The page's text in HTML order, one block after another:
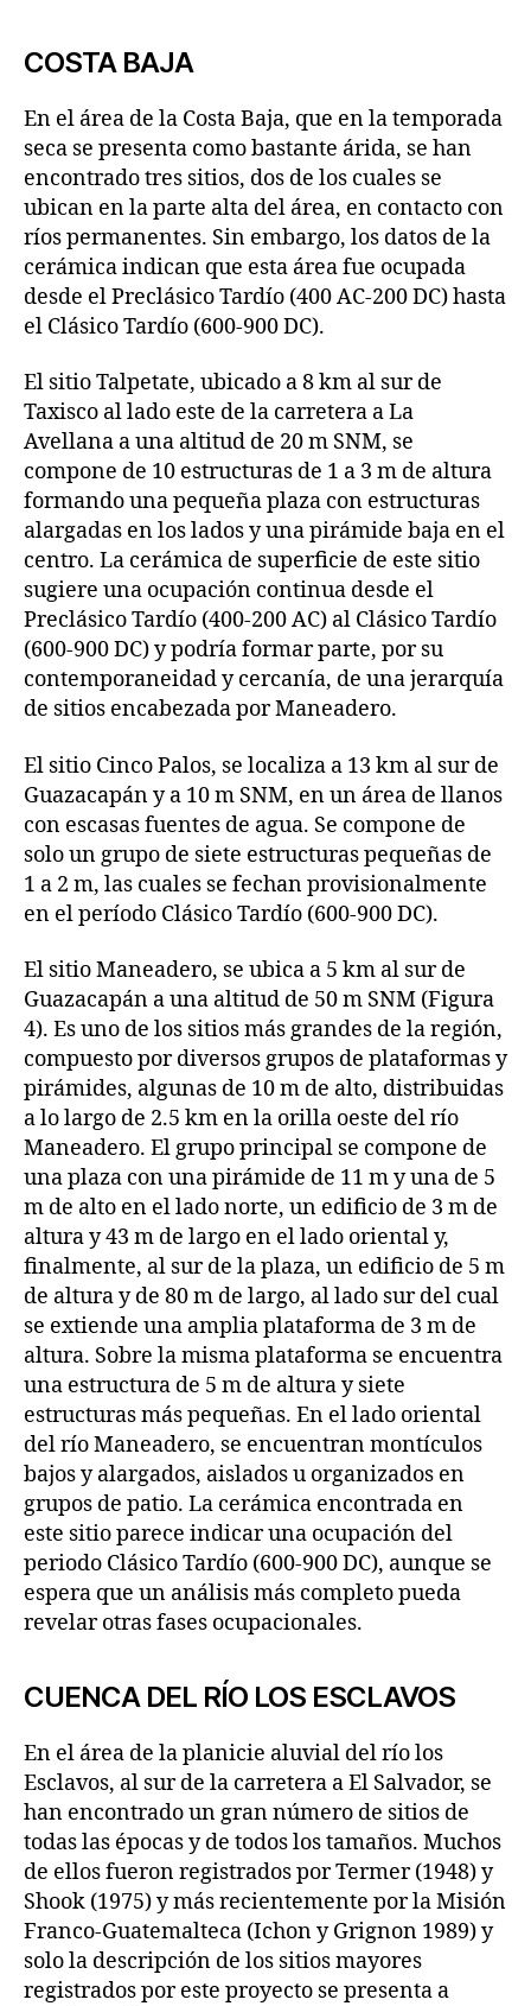
COSTA BAJA
En el área de la Costa Baja, que en la temporada
seca se presenta como bastante árida, se han
encontrado tres sitios, dos de los cuales se
ubican en la parte alta del área, en contacto con
ríos permanentes. Sin embargo, los datos de la
cerámica indican que esta área fue ocupada
desde el Preclásico Tardío (400 AC-200 DC) hasta
el Clásico Tardío (600-900 DC).
El sitio Talpetate, ubicado a 8 km al sur de
Taxisco al lado este de la carretera a La
Avellana a una altitud de 20 m SNM, se
compone de 10 estructuras de 1 a 3 m de altura
formando una pequeña plaza con estructuras
alargadas en los lados y una pirámide baja en el
centro. La cerámica de superficie de este sitio
sugiere una ocupación continua desde el
Preclásico Tardío (400-200 AC) al Clásico Tardío
(600-900 DC) y podría formar parte, por su
contemporaneidad y cercanía, de una jerarquía
de sitios encabezada por Maneadero.
El sitio Cinco Palos, se localiza a 13 km al sur de
Guazacapán y a 10 m SNM, en un área de llanos
con escasas fuentes de agua. Se compone de
solo un grupo de siete estructuras pequeñas de
1 a 2 m, las cuales se fechan provisionalmente
en el período Clásico Tardío (600-900 DC).
El sitio Maneadero, se ubica a 5 km al sur de
Guazacapán a una altitud de 50 m SNM (Figura
4). Es uno de los sitios más grandes de la región,
compuesto por diversos grupos de plataformas y
pirámides, algunas de 10 m de alto, distribuidas
a lo largo de 2.5 km en la orilla oeste del río
Maneadero. El grupo principal se compone de
una plaza con una pirámide de 11 m y una de 5
m de alto en el lado norte, un edificio de 3 m de
altura y 43 m de largo en el lado oriental y,
finalmente, al sur de la plaza, un edificio de 5 m
de altura y de 80 m de largo, al lado sur del cual
se extiende una amplia plataforma de 3 m de
altura. Sobre la misma plataforma se encuentra
una estructura de 5 m de altura y siete
estructuras más pequeñas. En el lado oriental
del río Maneadero, se encuentran montículos
bajos y alargados, aislados u organizados en
grupos de patio. La cerámica encontrada en
este sitio parece indicar una ocupación del
periodo Clásico Tardío (600-900 DC), aunque se
espera que un análisis más completo pueda
revelar otras fases ocupacionales.
CUENCA DEL RÍO LOS ESCLAVOS
En el área de la planicie aluvial del río los
Esclavos, al sur de la carretera a El Salvador, se
han encontrado un gran número de sitios de
todas las épocas y de todos los tamaños. Muchos
de ellos fueron registrados por Termer (1948) y
Shook (1975) y más recientemente por la Misión
Franco-Guatemalteca (Ichon y Grignon 1989) y
solo la descripción de los sitios mayores
registrados por este proyecto se presenta a